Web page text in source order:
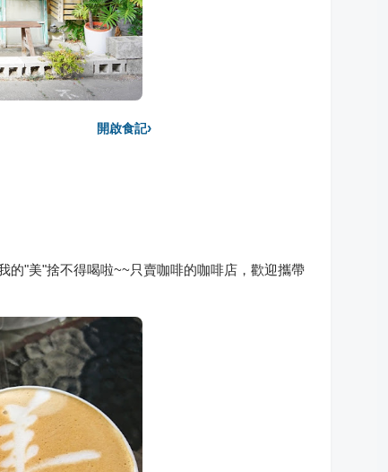
開啟食記›
的"美"捨不得喝啦~~只賣咖啡的咖啡店，歡迎攜帶